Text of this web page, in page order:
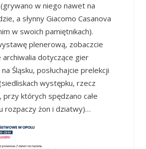
(grywano w niego nawet na
a słynny Giacomo Casanova
w swoich pamiętnikach).
plenerową, zobaczcie
archiwalia dotyczące gier
Śląsku, posłuchajcie prelekcji
występku, rzecz
przy których spędzano całe
rozpaczy żon i dziatwy)…